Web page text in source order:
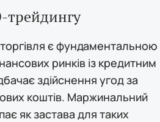
трейдингу
є фундаментальною
ринків із кредитним
здійснення угод за
коштів. Маржинальний
як застава для таких